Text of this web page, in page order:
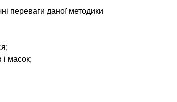
переваги даної методики
і масок;